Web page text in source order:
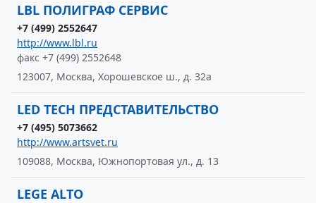
LBL ПОЛИГРАФ СЕРВИС
+7 (499) 2552647
http://www.lbl.ru
факс +7 (499) 2552648
123007, Москва, Хорошевское ш., д. 32а
LED TECH ПРЕДСТАВИТЕЛЬСТВО
+7 (495) 5073662
http://www.artsvet.ru
109088, Москва, Южнопортовая ул., д. 13
LEGE ALTO